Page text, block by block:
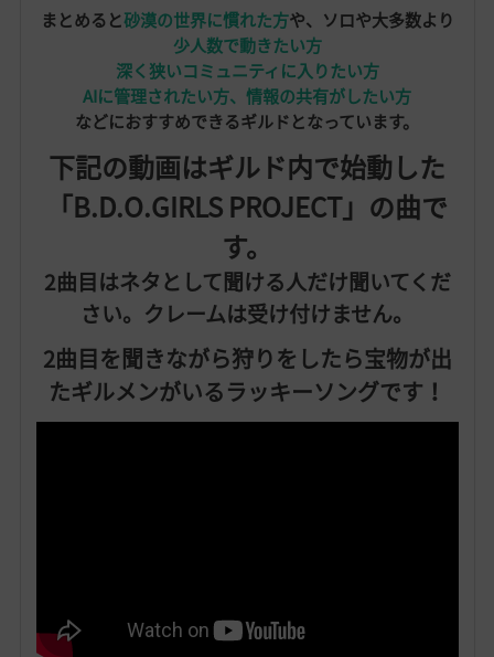
まとめると砂漠の世界に慣れた方や、ソロや大多数より
少人数で動きたい方
深く狭いコミュニティに入りたい方
AIに管理されたい方、情報の共有がしたい方
などにおすすめできるギルドとなっています。
下記の動画はギルド内で始動した
「B.D.O.GIRLS PROJECT」の曲で
す。
2曲目はネタとして聞ける人だけ聞いてくだ
さい。クレームは受け付けません。
2曲目を聞きながら狩りをしたら宝物が出
たギルメンがいるラッキーソングです！